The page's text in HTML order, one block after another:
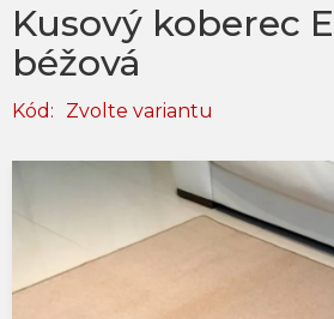
Kusový koberec
béžová
Kód: Zvolte variantu